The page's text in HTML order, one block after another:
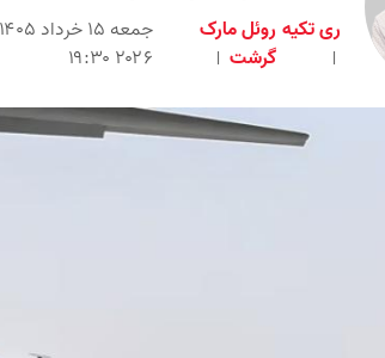
ری تکیه روئل مارک
گرشت
۲۰۲۶ ۱۹:۳۰